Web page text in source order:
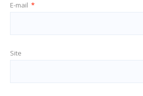
E-mail *
Site